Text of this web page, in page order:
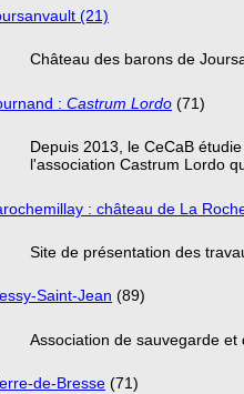
(21)
Château des barons de
: Castrum Lordo (71)
Depuis 2013, le CeCaB
l'association Castrum Lordo
: château de La
Site de présentation des
Saint-Jean (89)
Association de sauvegarde
de-Bresse (71)